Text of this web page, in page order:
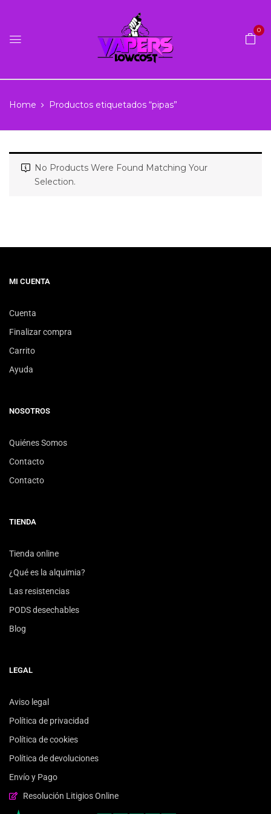
0
Home Productos etiquetados “pipas”
No Products Were Found Matching Your
Selection.
MI CUENTA
Cuenta
Finalizar compra
Carrito
Ayuda
NOSOTROS
Quiénes Somos
Contacto
Contacto
TIENDA
Tienda online
¿Qué es la alquimia?
Las resistencias
PODS desechables
Blog
LEGAL
Aviso legal
Política de privacidad
Política de cookies
Política de devoluciones
Envío y Pago
Resolución Litigios Online